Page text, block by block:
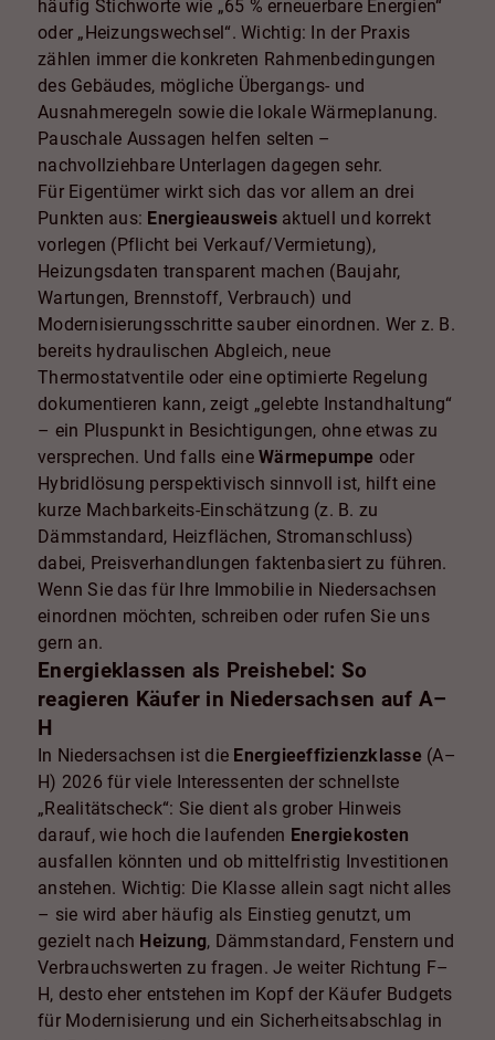
häufig Stichworte wie „65 % erneuerbare Energien“
oder „Heizungswechsel“. Wichtig: In der Praxis
zählen immer die konkreten Rahmenbedingungen
des Gebäudes, mögliche Übergangs- und
Ausnahmeregeln sowie die lokale Wärmeplanung.
Pauschale Aussagen helfen selten –
nachvollziehbare Unterlagen dagegen sehr.
Für Eigentümer wirkt sich das vor allem an drei
Punkten aus: Energieausweisaktuell und korrekt
vorlegen (Pflicht bei Verkauf/Vermietung),
Heizungsdaten transparent machen (Baujahr,
Wartungen, Brennstoff, Verbrauch) und
Modernisierungsschritte sauber einordnen. Wer z. B.
bereits hydraulischen Abgleich, neue
Thermostatventile oder eine optimierte Regelung
dokumentieren kann, zeigt „gelebte Instandhaltung“
– ein Pluspunkt in Besichtigungen, ohne etwas zu
versprechen. Und falls eineWärmepumpe oder
Hybridlösung perspektivisch sinnvoll ist, hilft eine
kurze Machbarkeits-Einschätzung (z. B. zu
Dämmstandard, Heizflächen, Stromanschluss)
dabei, Preisverhandlungen faktenbasiert zu führen.
Wenn Sie das für Ihre Immobilie in Niedersachsen
einordnen möchten, schreiben oder rufen Sie uns
gern an.
Energieklassen als Preishebel: So
reagieren Käufer in Niedersachsen auf A–
H
In Niedersachsen ist die Energieeffizienzklasse (A–
H) 2026 für viele Interessenten der schnellste
„Realitätscheck“: Sie dient als grober Hinweis
darauf, wie hoch die laufenden Energiekosten
ausfallen könnten und ob mittelfristig Investitionen
anstehen. Wichtig: Die Klasse allein sagt nicht alles
– sie wird aber häufig als Einstieg genutzt, um
gezielt nach Heizung, Dämmstandard, Fenstern und
Verbrauchswerten zu fragen. Je weiter Richtung F–
H, desto eher entstehen im Kopf der Käufer Budgets
für Modernisierung und ein Sicherheitsabschlag in